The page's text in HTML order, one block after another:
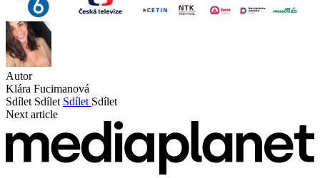
Autor
Klára Fucimanová
Sdílet Sdílet Sdílet Sdílet
Next article